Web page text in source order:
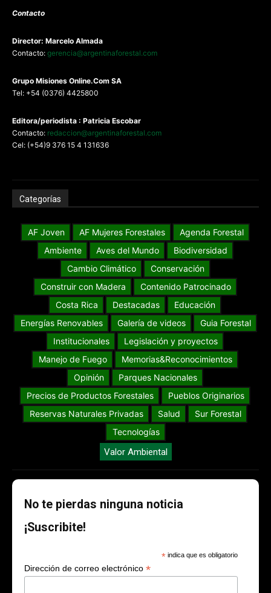
Contacto
Director: Marcelo Almada
Contacto: gerencia@argentinaforestal.com
Grupo Misiones Online.Com SA
Tel: +54 (0376) 4425800
Editora/periodista : Patricia Escobar
Contacto: redaccion@argentinaforestal.com
Cel: (+54)9 376 15 4 131636
Categorías
AF Joven AF Mujeres Forestales
Agenda Forestal
Ambiente
Aves del Mundo
Biodiversidad
Cambio Climático
Conservación
Construir con Madera
Contenido Patrocinado
Costa Rica
Destacadas
Educación
Energías Renovables
Galería de videos
Guia Forestal
Institucionales
Legislación y proyectos
Manejo de Fuego
Memorias&Reconocimientos
Opinión
Parques Nacionales
Precios de Productos Forestales
Pueblos Originarios
Reservas Naturales Privadas
Salud
Sur Forestal
Tecnologías
Valor Ambiental
No te pierdas ninguna noticia
¡Suscribite!
* indica que es obligatorio
Dirección de correo electrónico *